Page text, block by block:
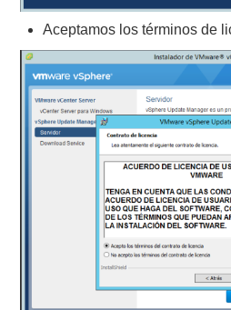
Aceptamos los términos de